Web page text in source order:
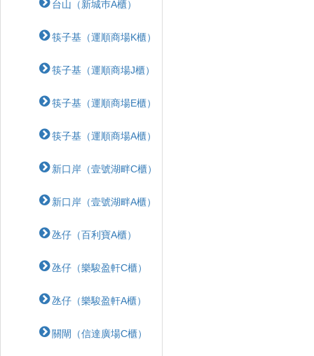
台山（新城巿A櫃）
筷子基（運順商場K櫃）
筷子基（運順商場J櫃）
筷子基（運順商場E櫃）
筷子基（運順商場A櫃）
新口岸（壹號湖畔C櫃）
新口岸（壹號湖畔A櫃）
氹仔（百利寶A櫃）
氹仔（樂駿盈軒C櫃）
氹仔（樂駿盈軒A櫃）
關閘（信達廣場C櫃）